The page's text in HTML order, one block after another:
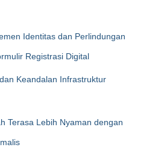
Identitas dan Perlindungan
Registrasi Digital
Keandalan Infrastruktur
Terasa Lebih Nyaman dengan